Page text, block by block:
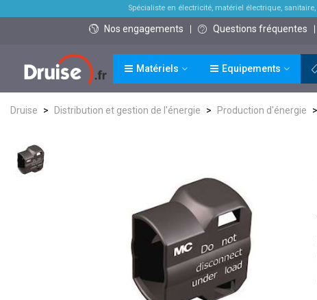
Spécialiste en électricité, matériel électrique,
Nos engagements Questions fréquentes
Matériels Equipements
Druise > Distribution et gestion de l'énergie > Production d'énergie >